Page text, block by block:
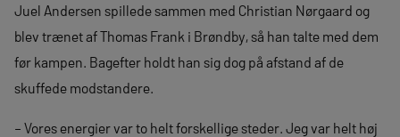
Juel Andersen spillede sammen med Christian Nørgaard og
blev trænet af Thomas Frank i Brøndby, så han talte med dem
før kampen. Bagefter holdt han sig dog på afstand af de
skuffede modstandere.
– Vores energier var to helt forskellige steder. Jeg var helt høj